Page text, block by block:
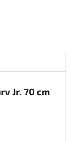
Jr. 70 cm